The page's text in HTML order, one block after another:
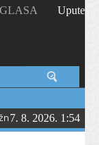
Upute
Istarske
7. 8. 2026. 1:54